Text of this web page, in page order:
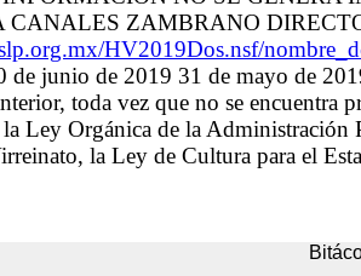
CANALES ZAMBRANO
HV2019Dos.nsf/
junio de 2019 31 de mayo de
toda vez que no se encuentra
Ley Orgánica de la Administración
la Ley de Cultura para el